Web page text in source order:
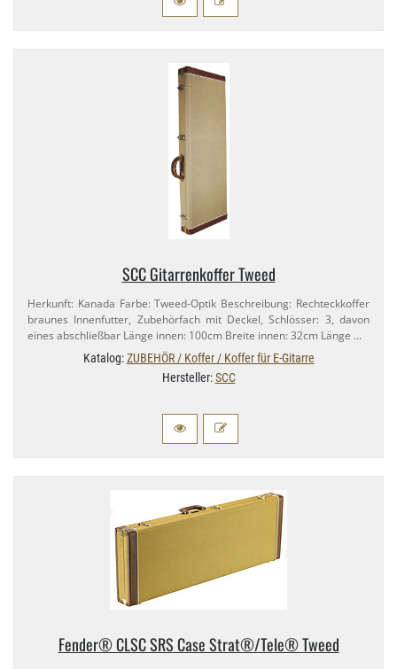
SCC Gitarrenkoffer Tweed
Herkunft: Kanada Farbe: Tweed-​Optik Beschreibung: Rechteckkoffer
braunes Innenfutter, Zubehörfach mit Deckel, Schlösser: 3, davon
eines abschließbar Länge innen: 100cm Breite innen: 32cm Länge …
Katalog:ZUBEHÖR / Koffer / Koffer für E-Gitarre
Hersteller:SCC
Fender® CLSC SRS Case Strat®/​Tele® Tweed